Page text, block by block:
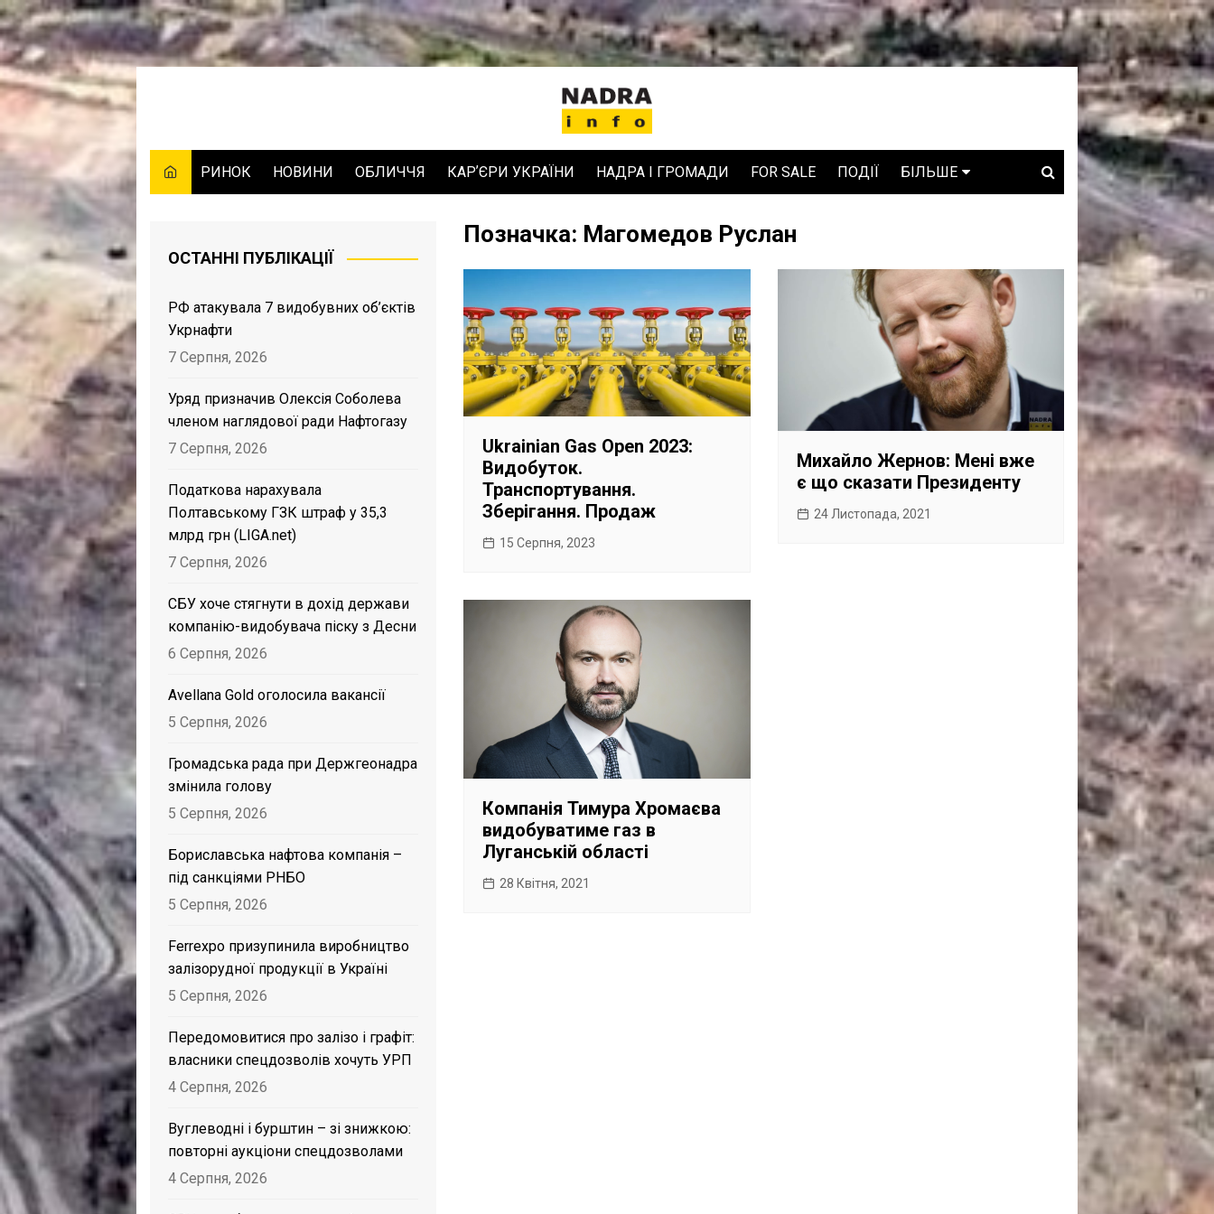
Skip
to
РИНОК НОВИНИ ОБЛИЧЧЯ КАРʼЄРИ УКРАЇНИ НАДРА І ГРОМАДИ FOR SALE ПОДІЇ БІЛЬШЕ
WHO IS WHO
ПРОЗОРІ НАДРА
ГОВОРЯТЬ АСОЦІАЦІЇ
ГОВОРЯТЬ КОМПАНІЇ
КОНФЛІКТНІ НАДРА
САНКЦІЙНІ НАДРА
БЛОГИ
TECHNO
CRITICAL MINERALS
Позначка: Магомедов Руслан
Ukrainian Gas Open 2023:
Видобуток.
Транспортування.
Зберігання. Продаж
15 Серпня, 2023
Михайло Жернов: Мені вже
є що сказати Президенту
24 Листопада, 2021
Компанія Тимура Хромаєва
видобуватиме газ в
Луганській області
28 Квітня, 2021
ОСТАННІ ПУБЛІКАЦІЇ
РФ атакувала 7 видобувних об’єктів
Укрнафти
7 Серпня, 2026
Уряд призначив Олексія Соболева
членом наглядової ради Нафтогазу
7 Серпня, 2026
Податкова нарахувала
Полтавському ГЗК штраф у 35,3
млрд грн (LIGA.net)
7 Серпня, 2026
СБУ хоче стягнути в дохід держави
компанію-видобувача піску з Десни
6 Серпня, 2026
Avellana Gold оголосила вакансії
5 Серпня, 2026
Громадська рада при Держгеонадра
змінила голову
5 Серпня, 2026
Бориславська нафтова компанія –
під санкціями РНБО
5 Серпня, 2026
Ferrexpo призупинила виробництво
залізорудної продукції в Україні
5 Серпня, 2026
Передомовитися про залізо і графіт:
власники спецдозволів хочуть УРП
4 Серпня, 2026
Вуглеводні і бурштин – зі знижкою:
повторні аукціони спецдозволами
4 Серпня, 2026